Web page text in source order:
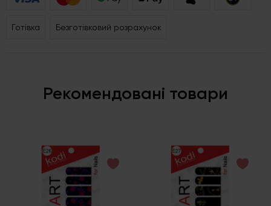
Готівка Безготівковий розрахунок
Рекомендовані товари